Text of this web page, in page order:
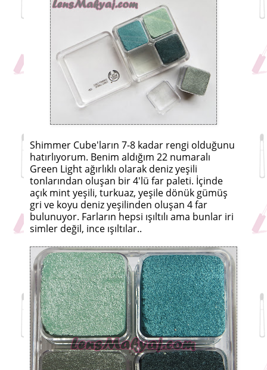
Shimmer Cube'ların 7-8 kadar rengi olduğunu
hatırlıyorum. Benim aldığım 22 numaralı
Green Light ağırlıklı olarak deniz yeşili
tonlarından oluşan bir 4'lü far paleti. İçinde
açık mint yeşili, turkuaz, yeşile dönük gümüş
gri ve koyu deniz yeşilinden oluşan 4 far
bulunuyor. Farların hepsi ışıltılı ama bunlar iri
simler değil, ince ışıltılar..